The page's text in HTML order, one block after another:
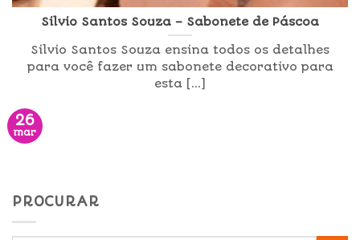
Silvio Santos Souza – Sabonete de Páscoa
Silvio Santos Souza ensina todos os detalhes
para você fazer um sabonete decorativo para
esta [...]
26
mar
PROCURAR